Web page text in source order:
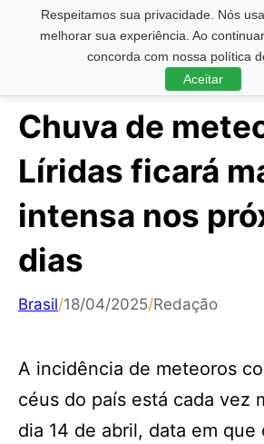
Respeitamos sua privacidade. Nós
melhorar sua experiência. Ao
concorda com nossa política
Aceitar
Pesquisar ...
Chuva de
Líridas ficará
intensa nos
dias
Brasil/18/04/2025/Redação
A incidência de meteoros
céus do país está cada vez
dia 14 de abril, data em que